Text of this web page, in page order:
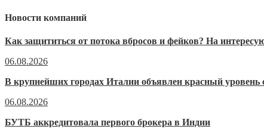
Новости компаний
Как защититься от потока вбросов и фейков? На
06.08.2026
В крупнейших городах Италии объявлен красный уровень
06.08.2026
БУТБ аккредитовала первого брокера в Индии